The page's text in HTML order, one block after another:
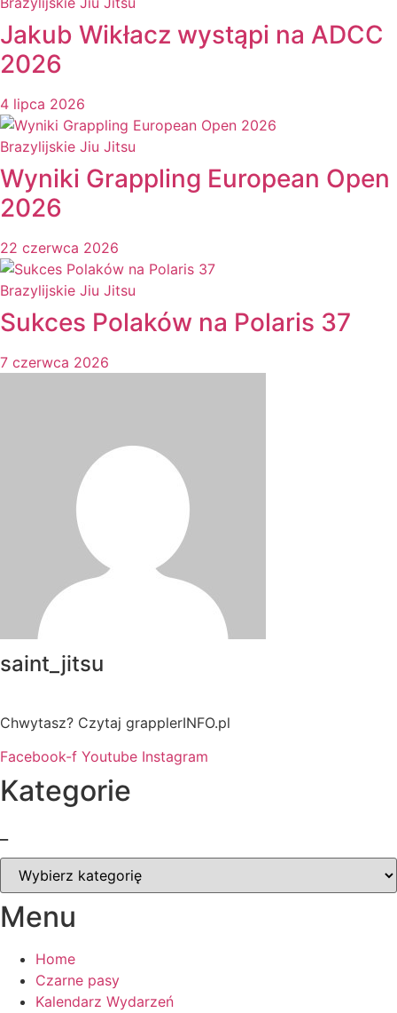
Jakub Wikłacz wystąpi na ADCC
2026
4 lipca 2026
Brazylijskie Jiu Jitsu
Wyniki Grappling European Open
2026
22 czerwca 2026
Brazylijskie Jiu Jitsu
Sukces Polaków na Polaris 37
7 czerwca 2026
saint_jitsu
Chwytasz? Czytaj grapplerINFO.pl
Facebook-f Youtube Instagram
Kategorie
_
Menu
Home
Czarne pasy
Kalendarz Wydarzeń